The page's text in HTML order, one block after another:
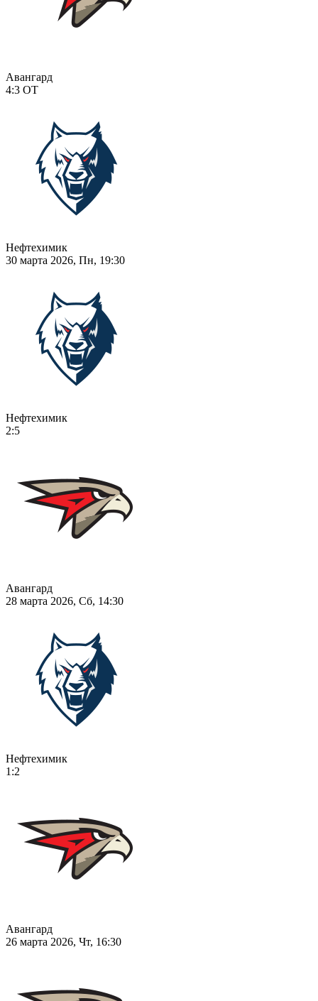
Авангард
4:3 ОТ
Нефтехимик
30 марта 2026, Пн, 19:30
Нефтехимик
2:5
Авангард
28 марта 2026, Сб, 14:30
Нефтехимик
1:2
Авангард
26 марта 2026, Чт, 16:30